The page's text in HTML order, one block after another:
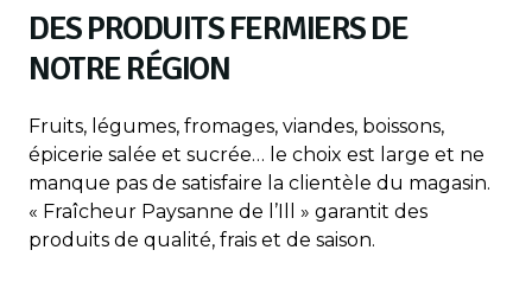
DES PRODUITS FERMIERS DE
NOTRE RÉGION
Fruits, légumes, fromages, viandes, boissons,
épicerie salée et sucrée… le choix est large et ne
manque pas de satisfaire la clientèle du magasin.
« Fraîcheur Paysanne de l’Ill » garantit des
produits de qualité, frais et de saison.